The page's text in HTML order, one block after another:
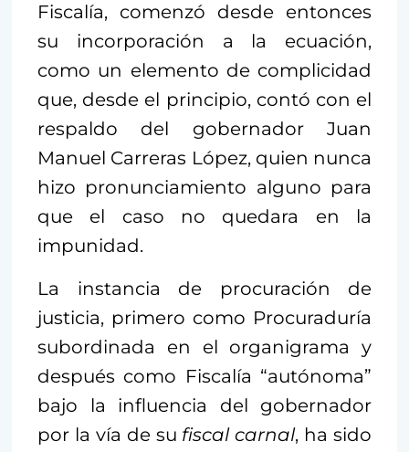
Fiscalía, comenzó desde entonces
su incorporación a la ecuación,
como un elemento de complicidad
que, desde el principio, contó con el
respaldo del gobernador Juan
Manuel Carreras López, quien nunca
hizo pronunciamiento alguno para
que el caso no quedara en la
impunidad.
La instancia de procuración de
justicia, primero como Procuraduría
subordinada en el organigrama y
después como Fiscalía “autónoma”
bajo la influencia del gobernador
por la vía de su fiscal carnal, ha sido